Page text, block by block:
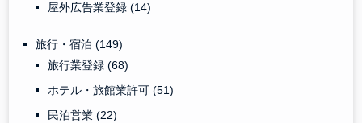
屋外広告業登録(14)
旅行・宿泊(149)
旅行業登録(68)
ホテル・旅館業許可(51)
民泊営業(22)